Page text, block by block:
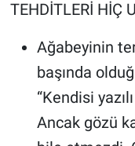
TEHDİTLERİ HİÇ
Ağabeyinin
başında
“Kendisi
Ancak gözü